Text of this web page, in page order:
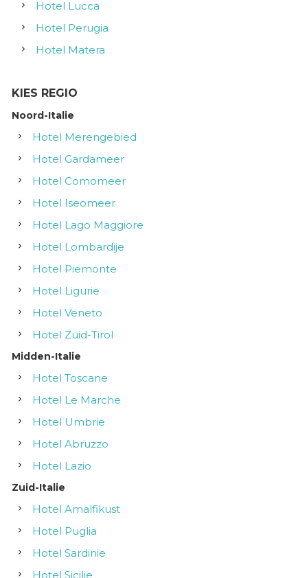
Hotel Lucca
Hotel Perugia
Hotel Matera
KIES REGIO
Noord-Italie
Hotel Merengebied
Hotel Gardameer
Hotel Comomeer
Hotel Iseomeer
Hotel Lago Maggiore
Hotel Lombardije
Hotel Piemonte
Hotel Ligurie
Hotel Veneto
Hotel Zuid-Tirol
Midden-Italie
Hotel Toscane
Hotel Le Marche
Hotel Umbrie
Hotel Abruzzo
Hotel Lazio
Zuid-Italie
Hotel Amalfikust
Hotel Puglia
Hotel Sardinie
Hotel Sicilie